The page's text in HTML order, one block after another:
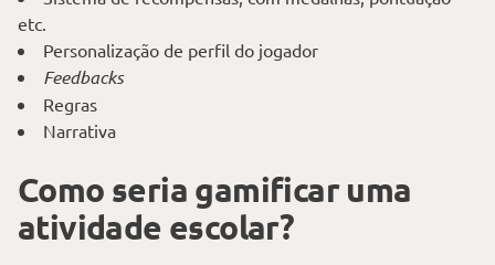
etc.
Personalização de perfil do jogador
Feedbacks
Regras
Narrativa
Como seria gamificar uma
atividade escolar?